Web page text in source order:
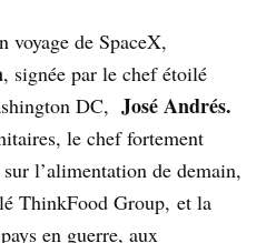
voyage de SpaceX,
, signée par le chef étoilé
DC, José Andrés.
le chef fortement
l’alimentation de demain,
ThinkFood Group, et la
en guerre, aux